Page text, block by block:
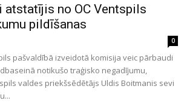
atstatījis no OC Ventspils
pildīšanas
0
pašvaldībā izveidotā komisija veic pārbaudi
notikušo traģisko negadījumu,
valdes priekšsēdētājs Uldis Boitmanis sevi